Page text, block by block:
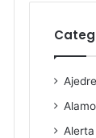
Alerta